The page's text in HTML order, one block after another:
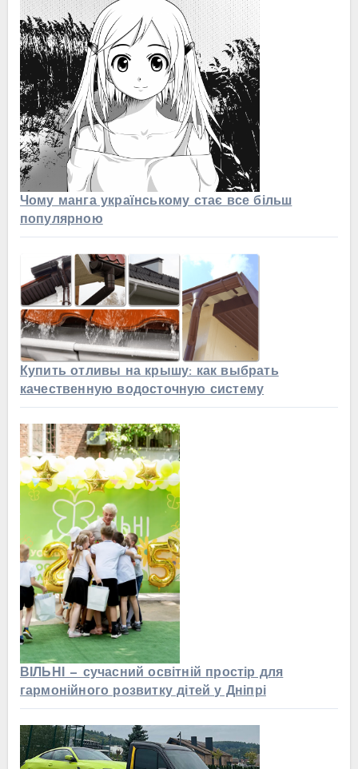
Чому манга українському стає все більш
популярною
Купить отливы на крышу: как выбрать
качественную водосточную систему
ВІЛЬНІ — сучасний освітній простір для
гармонійного розвитку дітей у Дніпрі